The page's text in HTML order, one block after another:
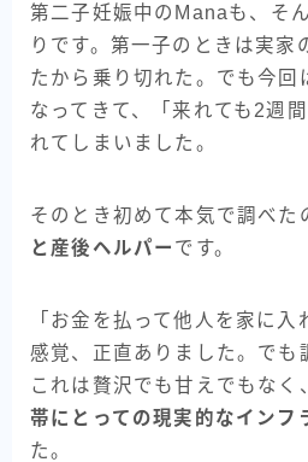
第二子妊娠中のManaも、そ
りです。第一子のときは実家
たから乗り切れた。でも今回
なってきて、「来れても2週
れてしまいました。
そのとき初めて本気で調べた
と産後ヘルパー です。
「お金を払って他人を家に
感覚、正直ありました。でも
これは贅沢でも甘えでもなく
帯にとっての現実的なインフ
た。